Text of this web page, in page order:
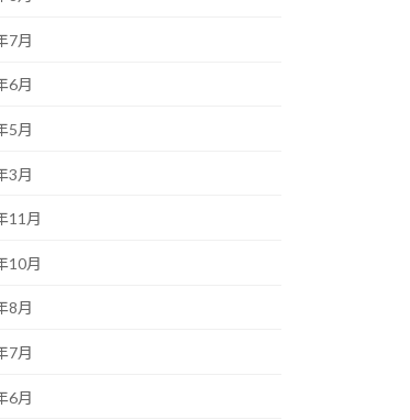
7月
6月
5月
3月
11月
10月
8月
7月
6月